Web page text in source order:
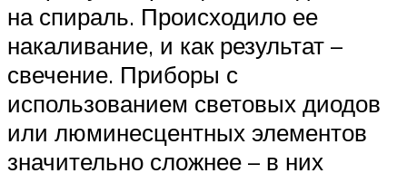
на спираль. Происходило ее
накаливание, и как результат –
свечение. Приборы с
использованием световых диодов
или люминесцентных элементов
значительно сложнее – в них